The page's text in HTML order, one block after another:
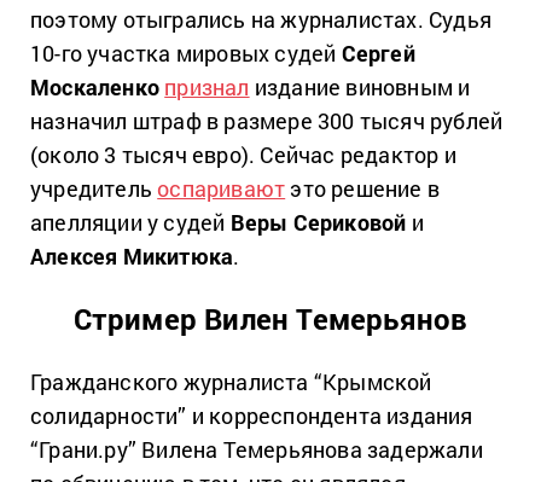
поэтому отыгрались на журналистах. Судья
10-го участка мировых судей Сергей
Москаленко признал издание виновным и
назначил штраф в размере 300 тысяч рублей
(около 3 тысяч евро). Сейчас редактор и
учредитель оспаривают это решение в
апелляции у судей Веры Сериковой и
Алексея Микитюка.
Стример Вилен Темерьянов
Гражданского журналиста “Крымской
солидарности” и корреспондента издания
“Грани.ру” Вилена Темерьянова задержали